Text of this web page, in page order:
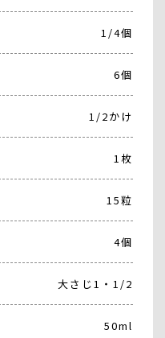
1/4個
6個
1/2かけ
1枚
15粒
4個
大さじ1・1/2
50ml